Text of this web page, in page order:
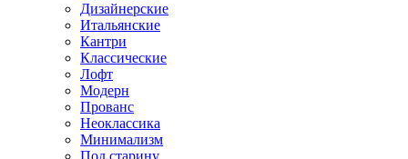
Дизайнерские
Итальянские
Кантри
Классические
Лофт
Модерн
Прованс
Неоклассика
Минимализм
Под старину